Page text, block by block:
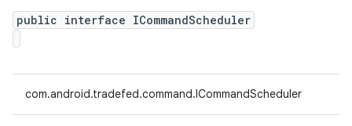
public interface ICommandScheduler
com.android.tradefed.command.ICommandScheduler